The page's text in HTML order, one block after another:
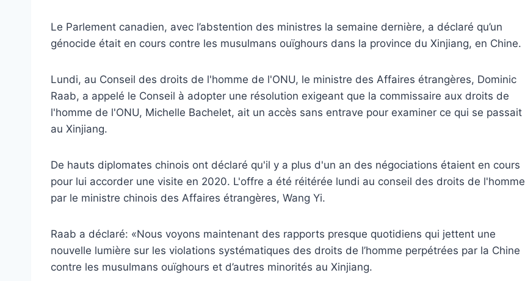
Le Parlement canadien, avec l’abstention des ministres la semaine dernière, a déclaré qu’un
génocide était en cours contre les musulmans ouïghours dans la province du Xinjiang, en Chine.
Lundi, au Conseil des droits de l'homme de l'ONU, le ministre des Affaires étrangères, Dominic
Raab, a appelé le Conseil à adopter une résolution exigeant que la commissaire aux droits de
l'homme de l'ONU, Michelle Bachelet, ait un accès sans entrave pour examiner ce qui se passait
au Xinjiang.
De hauts diplomates chinois ont déclaré qu'il y a plus d'un an des négociations étaient en cours
pour lui accorder une visite en 2020. L'offre a été réitérée lundi au conseil des droits de l'homme
par le ministre chinois des Affaires étrangères, Wang Yi.
Raab a déclaré: «Nous voyons maintenant des rapports presque quotidiens qui jettent une
nouvelle lumière sur les violations systématiques des droits de l’homme perpétrées par la Chine
contre les musulmans ouïghours et d’autres minorités au Xinjiang.